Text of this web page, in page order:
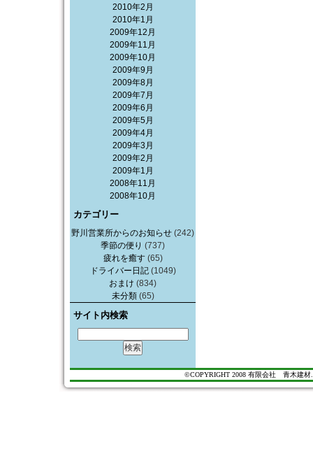
2010年2月
2010年1月
2009年12月
2009年11月
2009年10月
2009年9月
2009年8月
2009年7月
2009年6月
2009年5月
2009年4月
2009年3月
2009年2月
2009年1月
2008年11月
2008年10月
カテゴリー
野川営業所からのお知らせ (242)
季節の便り (737)
疲れを癒す(65)
ドライバー日記(1049)
おまけ (834)
未分類(65)
サイト内検索
©COPYRIGHT 2008 有限会社 青木建材.